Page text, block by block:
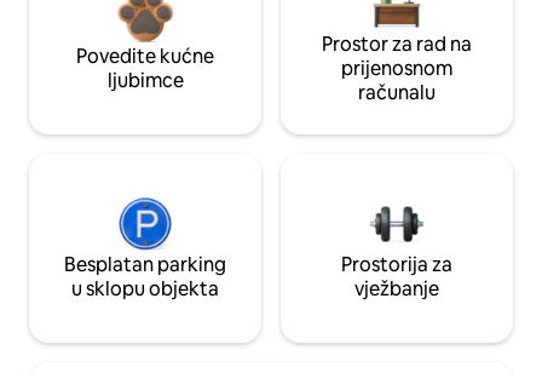
Povedite kućne
ljubimce
Prostor za rad na
prijenosnom
računalu
Besplatan parking
u sklopu objekta
Prostorija za
vježbanje